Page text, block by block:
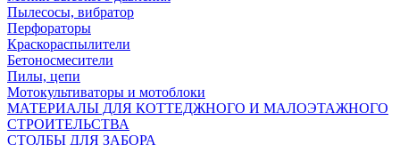
Пылесосы, вибратор
Перфораторы
Краскораспылители
Бетоносмесители
Пилы, цепи
Мотокультиваторы и мотоблоки
МАТЕРИАЛЫ ДЛЯ КОТТЕДЖНОГО И МАЛОЭТАЖНОГО
СТРОИТЕЛЬСТВА
СТОЛБЫ ДЛЯ ЗАБОРА